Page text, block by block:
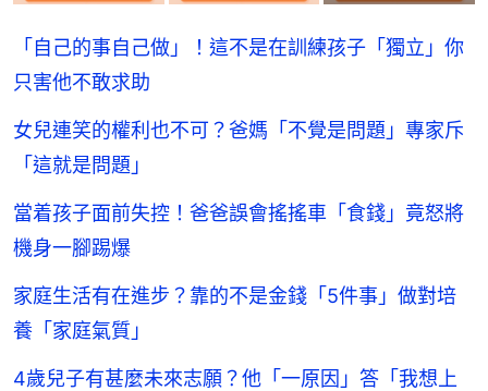
「自己的事自己做」！這不是在訓練孩子「獨立」你
只害他不敢求助
女兒連笑的權利也不可？爸媽「不覺是問題」專家斥
「這就是問題」
當着孩子面前失控！爸爸誤會搖搖車「食錢」竟怒將
機身一腳踢爆
家庭生活有在進步？靠的不是金錢「5件事」做對培
養「家庭氣質」
4歲兒子有甚麼未來志願？他「一原因」答「我想上